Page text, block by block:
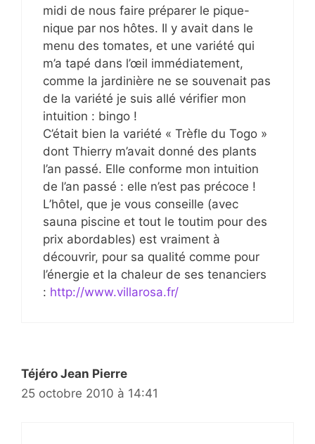
midi de nous faire préparer le pique-
nique par nos hôtes. Il y avait dans le
menu des tomates, et une variété qui
m’a tapé dans l’œil immédiatement,
comme la jardinière ne se souvenait pas
de la variété je suis allé vérifier mon
intuition : bingo !
C’était bien la variété « Trèfle du Togo »
dont Thierry m’avait donné des plants
l’an passé. Elle conforme mon intuition
de l’an passé : elle n’est pas précoce !
L’hôtel, que je vous conseille (avec
sauna piscine et tout le toutim pour des
prix abordables) est vraiment à
découvrir, pour sa qualité comme pour
l’énergie et la chaleur de ses tenanciers
: http://www.villarosa.fr/
Téjéro Jean Pierre
25 octobre 2010 à 14:41